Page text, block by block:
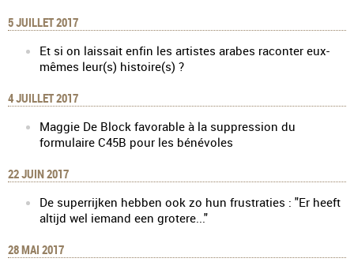
5 JUILLET 2017
Et si on laissait enfin les artistes arabes raconter eux-
mêmes leur(s) histoire(s) ?
4 JUILLET 2017
Maggie De Block favorable à la suppression du
formulaire C45B pour les bénévoles
22 JUIN 2017
De superrijken hebben ook zo hun frustraties : "Er heeft
altijd wel iemand een grotere..."
28 MAI 2017